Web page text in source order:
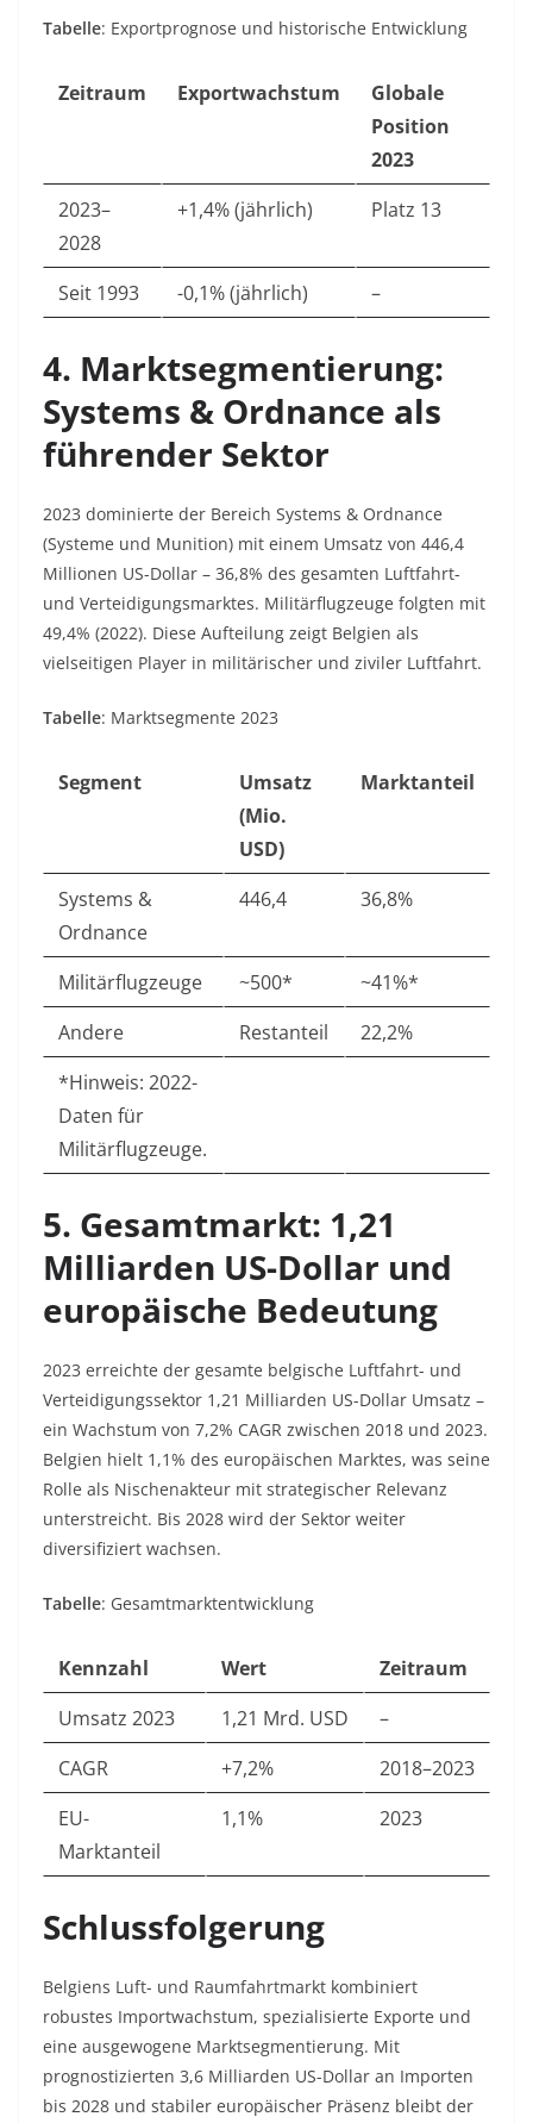
Tabelle: Exportprognose und historische Entwicklung
Zeitraum Exportwachstum
Globale
Position
2023
2023–
2028
+1,4% (jährlich) Platz 13
Seit 1993 -0,1% (jährlich) –
4. Marktsegmentierung:
Systems & Ordnance als
führender Sektor
2023 dominierte der Bereich Systems & Ordnance
(Systeme und Munition) mit einem Umsatz von 446,4
Millionen US-Dollar – 36,8% des gesamten Luftfahrt-
und Verteidigungsmarktes. Militärflugzeuge folgten mit
49,4% (2022). Diese Aufteilung zeigt Belgien als
vielseitigen Player in militärischer und ziviler Luftfahrt.
Tabelle: Marktsegmente 2023
Segment
Umsatz
(Mio.
USD)
Marktanteil
Systems &
Ordnance
446,4 36,8%
Militärflugzeuge ~500*
~41%*
Andere
Restanteil
22,2%
*Hinweis: 2022-
Daten für
Militärflugzeuge.
5. Gesamtmarkt: 1,21
Milliarden US-Dollar und
europäische Bedeutung
2023 erreichte der gesamte belgische Luftfahrt- und
Verteidigungssektor 1,21 Milliarden US-Dollar Umsatz –
ein Wachstum von 7,2% CAGR zwischen 2018 und 2023.
Belgien hielt 1,1% des europäischen Marktes, was seine
Rolle als Nischenakteur mit strategischer Relevanz
unterstreicht. Bis 2028 wird der Sektor weiter
diversifiziert wachsen.
Tabelle: Gesamtmarktentwicklung
Kennzahl Wert
Zeitraum
Umsatz 2023
1,21 Mrd. USD
–
CAGR
+7,2%
2018–2023
EU-
Marktanteil
1,1% 2023
Schlussfolgerung
Belgiens Luft- und Raumfahrtmarkt kombiniert
robustes Importwachstum, spezialisierte Exporte und
eine ausgewogene Marktsegmentierung. Mit
prognostizierten 3,6 Milliarden US-Dollar an Importen
bis 2028 und stabiler europäischer Präsenz bleibt der